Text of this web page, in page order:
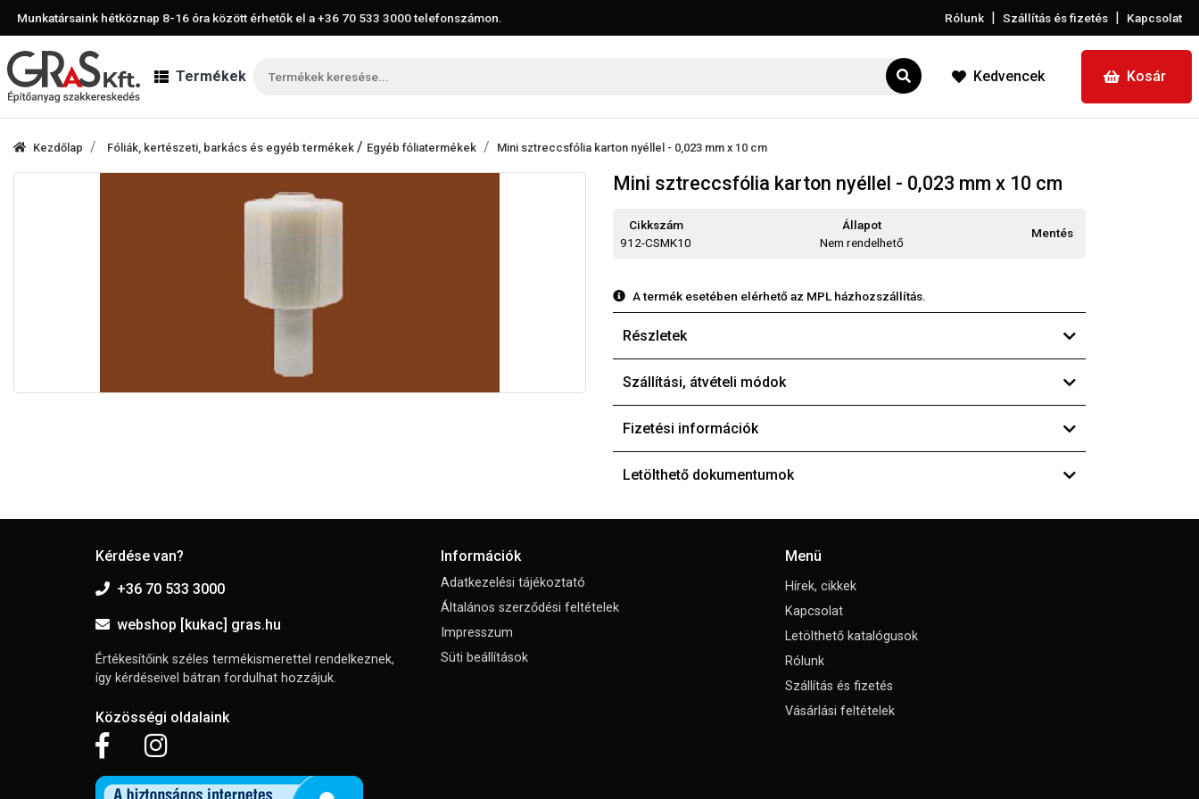
Munkatársaink hétköznap 8-16 óra között érhetők el a+36 70 533 3000telefonszámon. Rólunk | Szállítás és fizetés | Kapcsolat
Termékek Kedvencek Kosár
Kezdőlap Fóliák, kertészeti, barkács és egyéb termékek / Egyéb fóliatermékek Mini sztreccsfólia karton nyéllel - 0,023 mm x 10 cm
Mini sztreccsfólia karton nyéllel - 0,023 mm x 10 cm
Cikkszám
912-CSMK10
Állapot
Nem rendelhető
Mentés
A termék esetében elérhető az MPL házhozszállítás.
Részletek
Szállítási, átvételi módok
Fizetési információk
Letölthető dokumentumok
Kérdése van?
+36 70 533 3000
webshop [kukac] gras.hu
Értékesítőink széles termékismerettel rendelkeznek,
így kérdéseivel bátran fordulhat hozzájuk.
Közösségi oldalaink
Információk
Adatkezelési tájékoztató
Általános szerződési feltételek
Impresszum
Süti beállítások
Menü
Hírek, cikkek
Kapcsolat
Letölthető katalógusok
Rólunk
Szállítás és fizetés
Vásárlási feltételek